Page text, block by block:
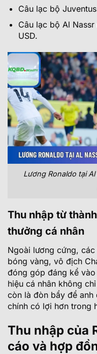
Câu lạc bộ
Câu lạc bộ Al
USD.
Lương Ronaldo tại
Thu nhập từ
thưởng cá nhân
Ngoài lương cứng,
bóng vàng, vô địch
đóng góp đáng kể
hiệu cá nhân không
còn là đòn bẩy để anh
chính có lợi hơn trong
Thu nhập của
cáo và hợp